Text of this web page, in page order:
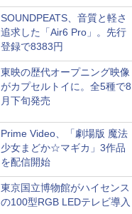
配信など。夏の特番・配信情
報
SOUNDPEATS、音質と軽さ
追求した「Air6 Pro」。先行
登録で8383円
東映の歴代オープニング映像
がカプセルトイに。全5種で8
月下旬発売
Prime Video、「劇場版 魔法
少女まどか☆マギカ」3作品
を配信開始
東京国立博物館がハイセンス
の100型RGB LEDテレビ導入